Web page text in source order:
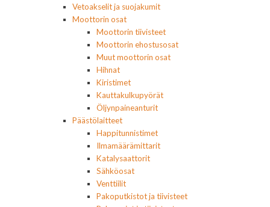
Vetoakselit ja suojakumit
Moottorin osat
Moottorin tiivisteet
Moottorin ehostusosat
Muut moottorin osat
Hihnat
Kiristimet
Kauttakulkupyörät
Öljynpaineanturit
Päästölaitteet
Happitunnistimet
Ilmamäärämittarit
Katalysaattorit
Sähköosat
Venttiilit
Pakoputkistot ja tiivisteet